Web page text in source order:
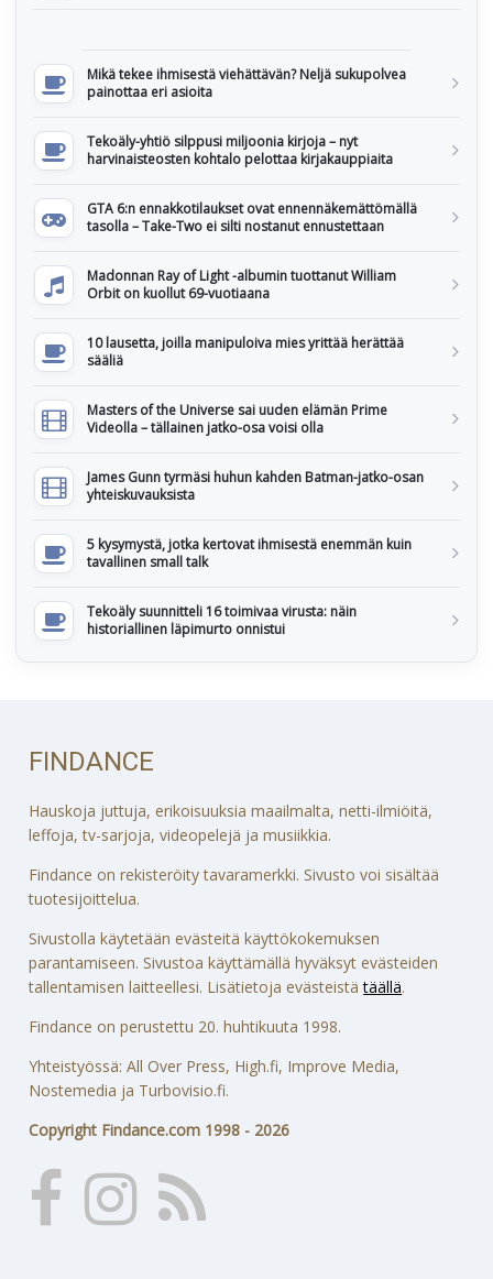
Mikä tekee ihmisestä viehättävän? Neljä sukupolvea
painottaa eri asioita
Tekoäly-yhtiö silppusi miljoonia kirjoja – nyt
harvinaisteosten kohtalo pelottaa kirjakauppiaita
GTA 6:n ennakkotilaukset ovat ennennäkemättömällä
tasolla – Take-Two ei silti nostanut ennustettaan
Madonnan Ray of Light -albumin tuottanut William
Orbit on kuollut 69-vuotiaana
10 lausetta, joilla manipuloiva mies yrittää herättää
sääliä
Masters of the Universe sai uuden elämän Prime
Videolla – tällainen jatko-osa voisi olla
James Gunn tyrmäsi huhun kahden Batman-jatko-osan
yhteiskuvauksista
5 kysymystä, jotka kertovat ihmisestä enemmän kuin
tavallinen small talk
Tekoäly suunnitteli 16 toimivaa virusta: näin
historiallinen läpimurto onnistui
FINDANCE
Hauskoja juttuja, erikoisuuksia maailmalta, netti-ilmiöitä,
leffoja, tv-sarjoja, videopelejä ja musiikkia.
Findance on rekisteröity tavaramerkki. Sivusto voi sisältää
tuotesijoittelua.
Sivustolla käytetään evästeitä käyttökokemuksen
parantamiseen. Sivustoa käyttämällä hyväksyt evästeiden
tallentamisen laitteellesi. Lisätietoja evästeistätäällä.
Findance on perustettu 20. huhtikuuta 1998.
Yhteistyössä: All Over Press, High.fi, Improve Media,
Nostemedia ja Turbovisio.fi.
Copyright Findance.com 1998 - 2026